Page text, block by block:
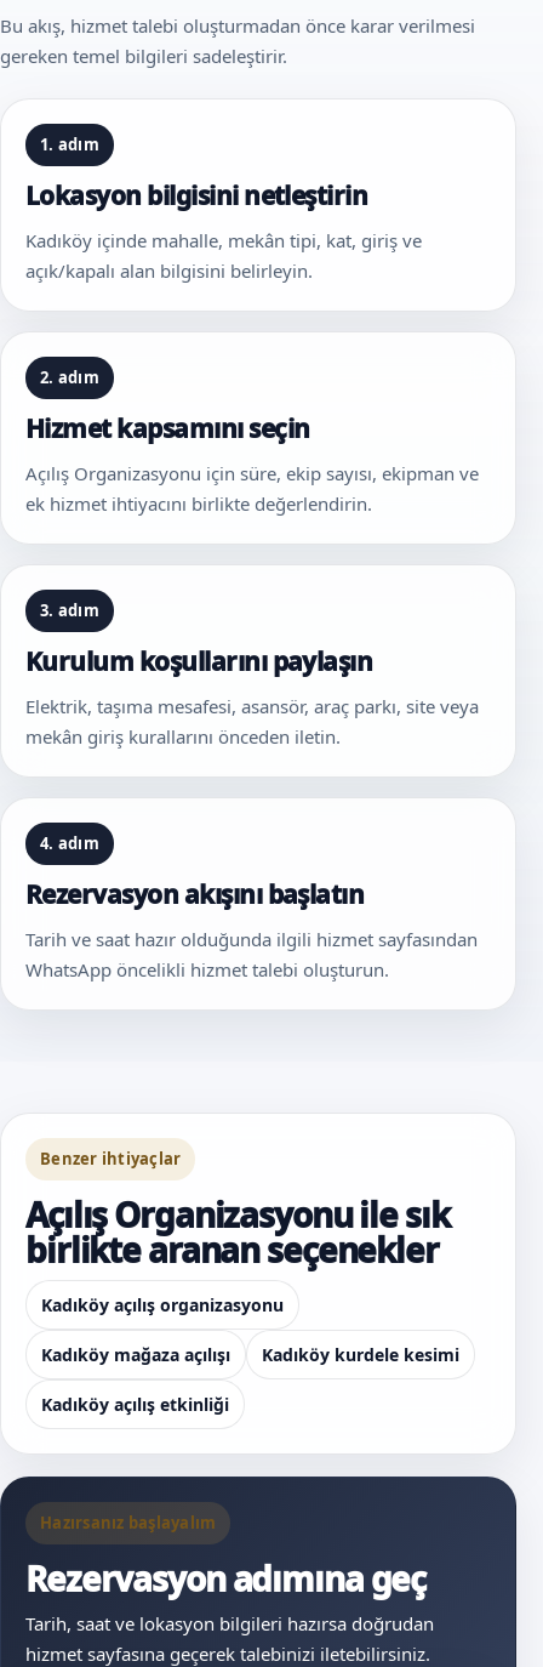
Bu akış, hizmet talebi oluşturmadan önce karar verilmesi
gereken temel bilgileri sadeleştirir.
1. adım
Lokasyon bilgisini netleştirin
Kadıköy içinde mahalle, mekân tipi, kat, giriş ve
açık/kapalı alan bilgisini belirleyin.
2. adım
Hizmet kapsamını seçin
Açılış Organizasyonu için süre, ekip sayısı, ekipman ve
ek hizmet ihtiyacını birlikte değerlendirin.
3. adım
Kurulum koşullarını paylaşın
Elektrik, taşıma mesafesi, asansör, araç parkı, site veya
mekân giriş kurallarını önceden iletin.
4. adım
Rezervasyon akışını başlatın
Tarih ve saat hazır olduğunda ilgili hizmet sayfasından
WhatsApp öncelikli hizmet talebi oluşturun.
Benzer ihtiyaçlar
Açılış Organizasyonu ile sık
birlikte aranan seçenekler
Kadıköy açılış organizasyonu
Kadıköy mağaza açılışı Kadıköy kurdele kesimi
Kadıköy açılış etkinliği
Hazırsanız başlayalım
Rezervasyon adımına geç
Tarih, saat ve lokasyon bilgileri hazırsa doğrudan
hizmet sayfasına geçerek talebinizi iletebilirsiniz.